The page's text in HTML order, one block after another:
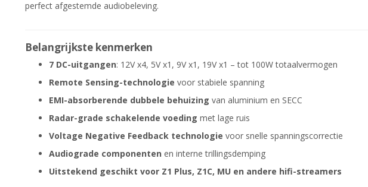
perfect afgestemde audiobeleving.
Belangrijkste kenmerken
7 DC-uitgangen: 12V x4, 5V x1, 9V x1, 19V x1 – tot 100W totaalvermogen
Remote Sensing-technologie voor stabiele spanning
EMI-absorberende dubbele behuizing van aluminium en SECC
Radar-grade schakelende voeding met lage ruis
Voltage Negative Feedback technologie voor snelle spanningscorrectie
Audiograde componenten en interne trillingsdemping
Uitstekend geschikt voor Z1 Plus, Z1C, MU en andere hifi-streamers